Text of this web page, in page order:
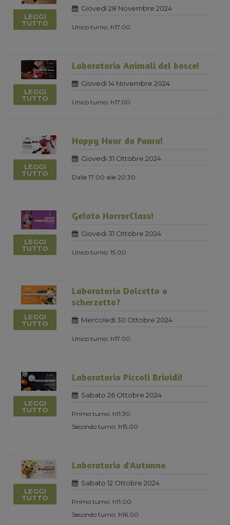
LEGGI
TUTTO
Giovedi 28 Novembre 2024
Unico turno: h17.00
LEGGI
TUTTO
Laboratorio Animali del bosco!
Giovedi 14 Novembre 2024
Unico turno: h17.00
LEGGI
TUTTO
Happy Hour da Paura!
Giovedi 31 Ottobre 2024
Dalle 17:00 alle 20:30
LEGGI
TUTTO
Gelato HorrorClass!
Giovedi 31 Ottobre 2024
Unico turno: 15.00
LEGGI
TUTTO
Laboratorio Dolcetto o
scherzetto?
Mercoledi 30 Ottobre 2024
Unico turno: h17.00
LEGGI
TUTTO
Laboratorio Piccoli Brividi!
Sabato 26 Ottobre 2024
Primo turno: h11.30
Secondo turno: h15.00
LEGGI
TUTTO
Laboratorio d'Autunno
Sabato 12 Ottobre 2024
Primo turno: h11.00
Secondo turno: h16.00